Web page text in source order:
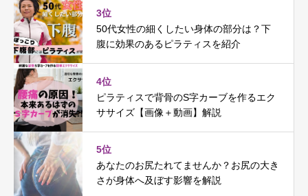
3位
50代女性の細くしたい身体の部分は？下
腹に効果のあるピラティスを紹介
4位
ピラティスで背骨のS字カーブを作るエク
ササイズ【画像＋動画】解説
5位
あなたのお尻たれてませんか？お尻の大き
さが身体へ及ぼす影響を解説